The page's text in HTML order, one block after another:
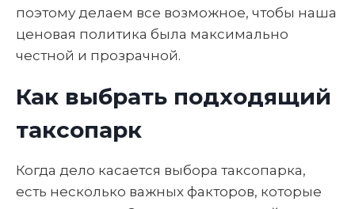
поэтому делаем все возможное, чтобы наша
ценовая политика была максимально
честной и прозрачной.
Как выбрать подходящий
таксопарк
Когда дело касается выбора таксопарка,
есть несколько важных факторов, которые